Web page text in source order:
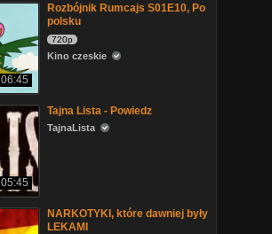
06:45
Rozbójnik Rumcajs S01E10, Po
polsku
720p
Kino czeskie
05:45
Tajna Lista - Powiedz
TajnaLista
NARKOTYKI, które dawniej były
LEKAMI